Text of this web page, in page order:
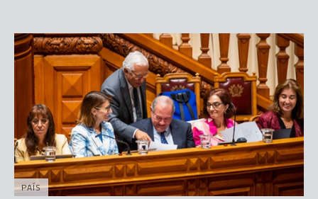
PAÍS